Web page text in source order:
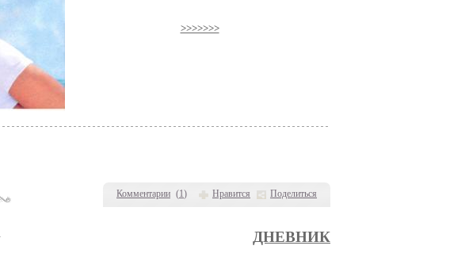
Комментарии (1) Нравится Поделиться
>>>>>>>
ДНЕВНИК